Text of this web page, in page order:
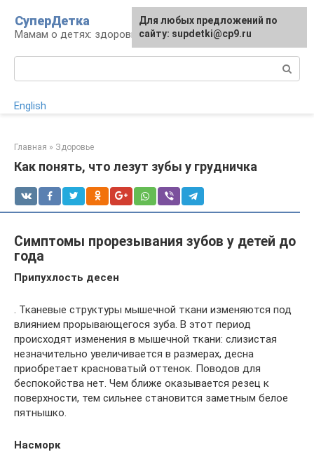
контенту
СуперДетка
Мамам о детях: здоровье, уход, развитие
English
Главная » Здоровье
Как понять, что лезут зубы у грудничка
Симптомы прорезывания зубов у детей до
года
Припухлость десен
. Тканевые структуры мышечной ткани изменяются под
влиянием прорывающегося зуба. В этот период
происходят изменения в мышечной ткани: слизистая
незначительно увеличивается в размерах, десна
приобретает красноватый оттенок. Поводов для
беспокойства нет. Чем ближе оказывается резец к
поверхности, тем сильнее становится заметным белое
пятнышко.
Насморк
Для любых предложений по
сайту: supdetki@cp9.ru